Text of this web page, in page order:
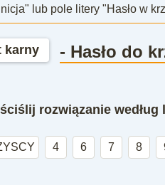
lub pole litery "Hasło w
karny - Hasło do
rozwiązanie według
4 6 7 8